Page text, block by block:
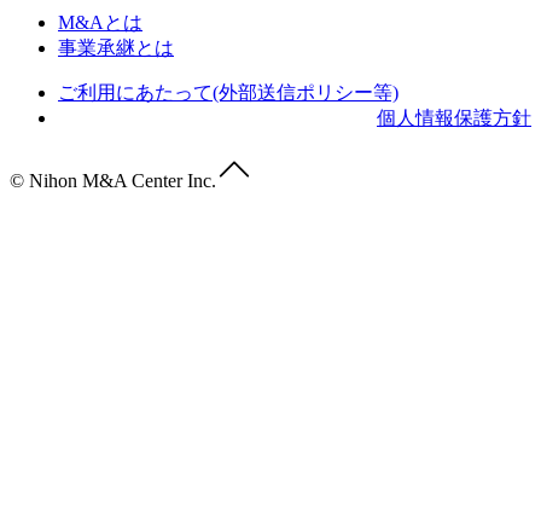
M&Aとは
事業承継とは
ご利用にあたって(外部送信ポリシー等)
個人情報保護方針
© Nihon M&A Center Inc.